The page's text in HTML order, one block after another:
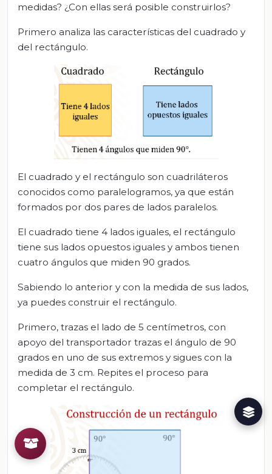
medidas? ¿Con ellas será posible construirlos?
Primero analiza las características del cuadrado y
del rectángulo.
El cuadrado y el rectángulo son cuadriláteros
conocidos como paralelogramos, ya que están
formados por dos pares de lados paralelos.
El cuadrado tiene 4 lados iguales, el rectángulo
tiene sus lados opuestos iguales y ambos tienen
cuatro ángulos que miden 90 grados.
Sabiendo lo anterior y con la medida de sus lados,
ya puedes construir el rectángulo.
Primero, trazas el lado de 5 centímetros, con
apoyo del transportador trazas el ángulo de 90
grados en uno de sus extremos y sigues con la
medida de 3 cm. Repites el proceso para
completar el rectángulo.